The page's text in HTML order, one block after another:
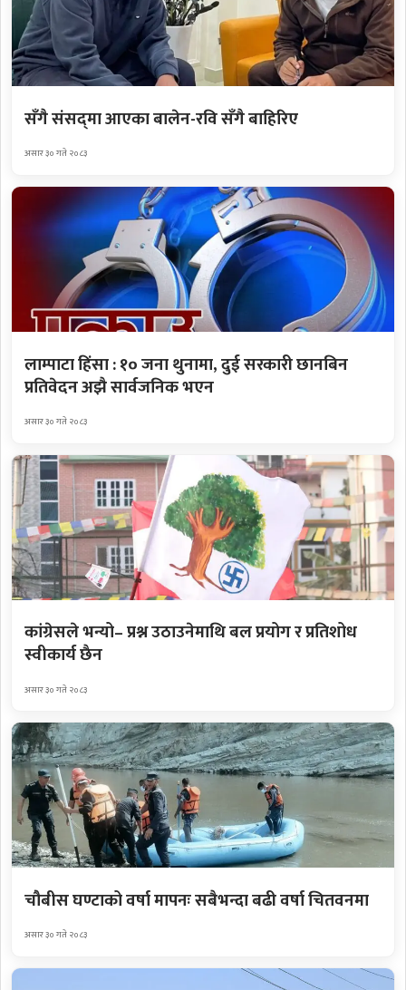
सँगै संसद्‌मा आएका बालेन-रवि सँगै बाहिरिए
असार ३० गते २०८३
लाम्पाटा हिंसा : १० जना थुनामा, दुई सरकारी छानबिन
प्रतिवेदन अझै सार्वजनिक भएन
असार ३० गते २०८३
कांग्रेसले भन्यो– प्रश्न उठाउनेमाथि बल प्रयोग र प्रतिशोध
स्वीकार्य छैन
असार ३० गते २०८३
चौबीस घण्टाको वर्षा मापनः सबैभन्दा बढी वर्षा चितवनमा
असार ३० गते २०८३